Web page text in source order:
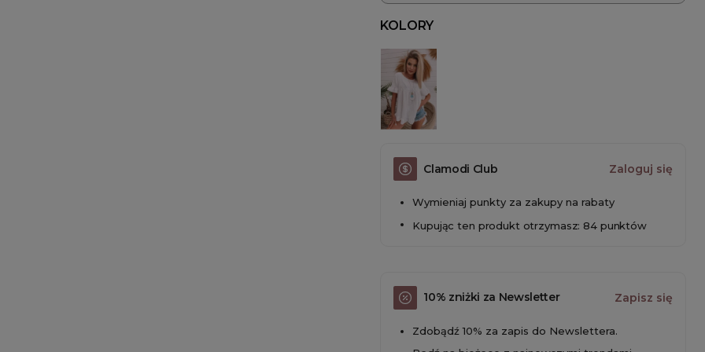
KOLORY
Clamodi Club Zaloguj się
Wymieniaj punkty za zakupy na rabaty
Kupując ten produkt otrzymasz: 84 punktów
10% zniżki za Newsletter Zapisz się
Zdobądź 10% za zapis do Newslettera.